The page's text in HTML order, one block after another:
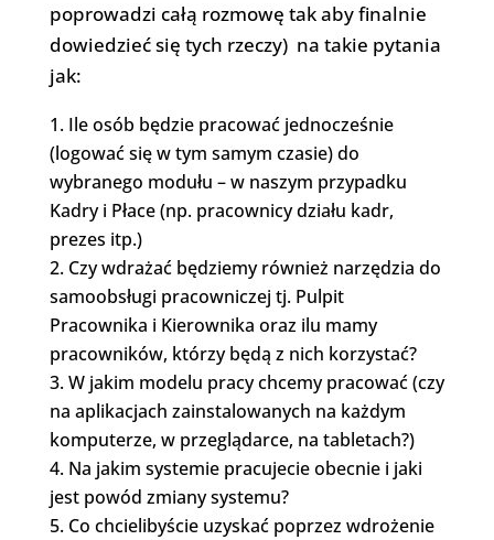
poprowadzi całą rozmowę tak aby finalnie
dowiedzieć się tych rzeczy) na takie pytania
jak:
Ile osób będzie pracować jednocześnie
(logować się w tym samym czasie) do
wybranego modułu – w naszym przypadku
Kadry i Płace (np. pracownicy działu kadr,
prezes itp.)
Czy wdrażać będziemy również narzędzia do
samoobsługi pracowniczej tj. Pulpit
Pracownika i Kierownika oraz ilu mamy
pracowników, którzy będą z nich korzystać?
W jakim modelu pracy chcemy pracować (czy
na aplikacjach zainstalowanych na każdym
komputerze, w przeglądarce, na tabletach?)
Na jakim systemie pracujecie obecnie i jaki
jest powód zmiany systemu?
Co chcielibyście uzyskać poprzez wdrożenie